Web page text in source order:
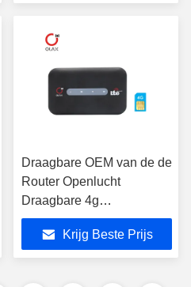
Draagbare OEM van de de
Router Openlucht
Draagbare 4g
Breedbandmodem van
MIFI WifiKrijg Beste Prijs